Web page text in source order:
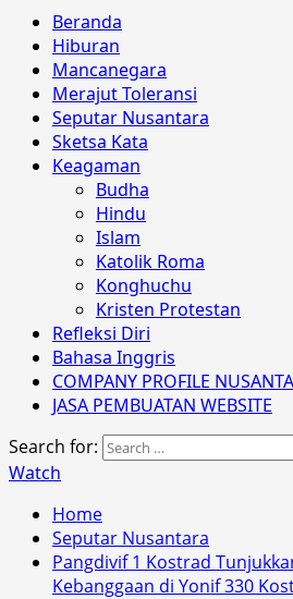
Beranda
Hiburan
Mancanegara
Merajut Toleransi
Seputar Nusantara
Sketsa Kata
Keagaman
Budha
Hindu
Islam
Katolik Roma
Konghuchu
Kristen Protestan
Refleksi Diri
Bahasa Inggris
COMPANY PROFILE
JASA PEMBUATAN WEBSITE
Search for:
Watch
Home
Seputar Nusantara
Pangdivif 1 Kostrad
Kebanggaan di Yonif 330